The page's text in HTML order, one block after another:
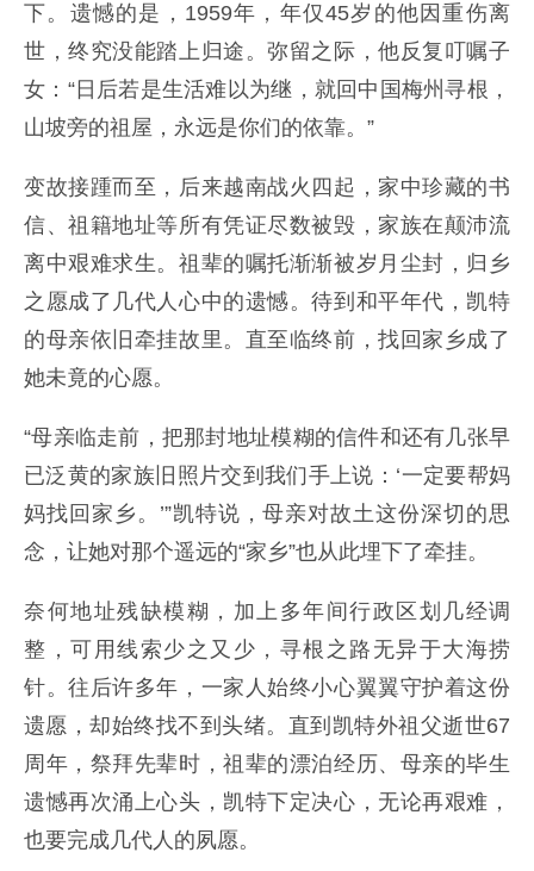
下。遗憾的是，1959年，年仅45岁的他因重伤离
世，终究没能踏上归途。弥留之际，他反复叮嘱子
女：“日后若是生活难以为继，就回中国梅州寻根，
山坡旁的祖屋，永远是你们的依靠。”
变故接踵而至，后来越南战火四起，家中珍藏的书
信、祖籍地址等所有凭证尽数被毁，家族在颠沛流
离中艰难求生。祖辈的嘱托渐渐被岁月尘封，归乡
之愿成了几代人心中的遗憾。待到和平年代，凯特
的母亲依旧牵挂故里。直至临终前，找回家乡成了
她未竟的心愿。
“母亲临走前，把那封地址模糊的信件和还有几张早
已泛黄的家族旧照片交到我们手上说：‘一定要帮妈
妈找回家乡。’”凯特说，母亲对故土这份深切的思
念，让她对那个遥远的“家乡”也从此埋下了牵挂。
奈何地址残缺模糊，加上多年间行政区划几经调
整，可用线索少之又少，寻根之路无异于大海捞
针。往后许多年，一家人始终小心翼翼守护着这份
遗愿，却始终找不到头绪。直到凯特外祖父逝世67
周年，祭拜先辈时，祖辈的漂泊经历、母亲的毕生
遗憾再次涌上心头，凯特下定决心，无论再艰难，
也要完成几代人的夙愿。